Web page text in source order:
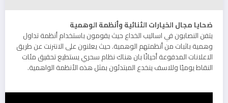
ضحايا مجال الخيارات الثنائية وأنظمة الوهمية
يتفن النصابون في اساليب الخداع حيث يقومون باستخدام أنظمة تداول
وهمية باثبات من أنظمتهم الوهمية. حيث يعلنون على الانترنت عن طريق
الاعلانات المدفوعة أحيانًا بان هناك نظام سحري يستطيع تحقيق مئات
النقاط يوميًا وللاسف ينخدع المبتدئون بمثل هذه الأنظمة الواهمية.